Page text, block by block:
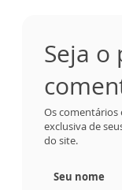
Seja o
Os comentários
exclusiva de
do site.
Seu nome